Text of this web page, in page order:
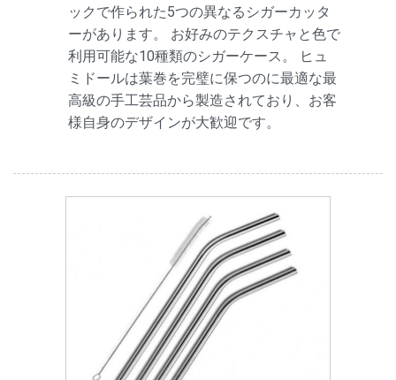
ックで作られた5つの異なるシガーカッタ
ーがあります。 お好みのテクスチャと色で
利用可能な10種類のシガーケース。 ヒュ
ミドールは葉巻を完璧に保つのに最適な最
高級の手工芸品から製造されており、お客
様自身のデザインが大歓迎です。